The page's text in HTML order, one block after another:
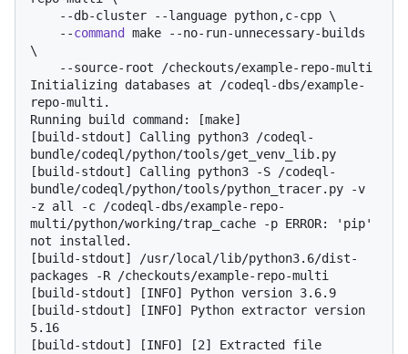
    --
command
make --no-run-unnecessary-builds
\
    --source-root /checkouts/example-repo-multi
Initializing databases at /codeql-dbs/example-
repo-multi.
Running build command: [make]
[build-stdout] Calling python3 /codeql-
bundle/codeql/python/tools/get_venv_lib.py
[build-stdout] Calling python3 -S /codeql-
bundle/codeql/python/tools/python_tracer.py -v
-z all -c /codeql-dbs/example-repo-
multi/python/working/trap_cache -p ERROR: 'pip'
not installed.
[build-stdout] /usr/local/lib/python3.6/dist-
packages -R /checkouts/example-repo-multi
[build-stdout] [INFO] Python version 3.6.9
[build-stdout] [INFO] Python extractor version
5.16
[build-stdout] [INFO] [2] Extracted file